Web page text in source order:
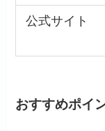
公式サイト
おすすめポイ